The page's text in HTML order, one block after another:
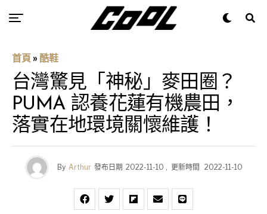
首頁 » 酷鞋
台灣驚見「神秘」麥田圈？
PUMA 認養花蓮有機農田，
落實在地環境關懷維護！
By Arthur 發布日期 2022-11-10 , 更新時間 2022-11-10